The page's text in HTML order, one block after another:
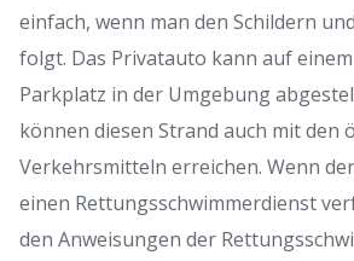
einfach, wenn man den Schildern
folgt. Das Privatauto kann auf
Parkplatz in der Umgebung
können diesen Strand auch mit den
Verkehrsmitteln erreichen. Wenn
einen Rettungsschwimmerdienst
den Anweisungen der